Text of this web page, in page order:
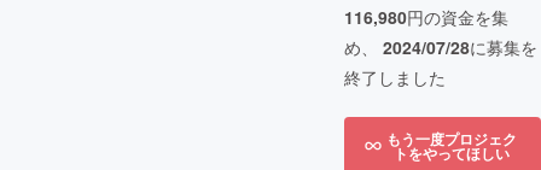
116,980円の資金を集
め、 2024/07/28に募集を
終了しました
もう一度プロジェク
トをやってほしい